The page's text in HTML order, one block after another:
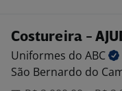
Costureira -
Uniformes do ABC
São Bernardo do